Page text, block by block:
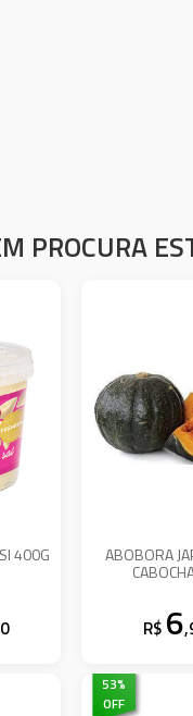
PROCURA
400G ABOBORA
R$ 6
53%
OFF